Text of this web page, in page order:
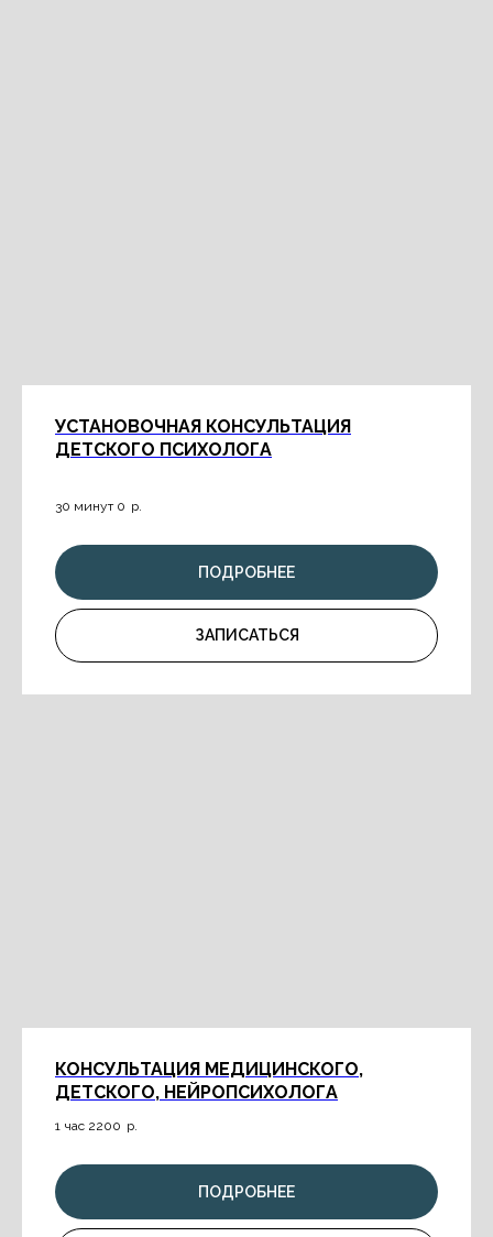
УСТАНОВОЧНАЯ КОНСУЛЬТАЦИЯ
ДЕТСКОГО ПСИХОЛОГА
30 минут 0 р.
ПОДРОБНЕЕ
ЗАПИСАТЬСЯ
КОНСУЛЬТАЦИЯ МЕДИЦИНСКОГО,
ДЕТСКОГО, НЕЙРОПСИХОЛОГА
1 час 2200 р.
ПОДРОБНЕЕ